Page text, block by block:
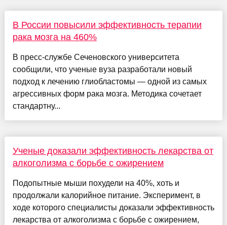
В России повысили эффективность терапии
рака мозга на 460%
В пресс-службе Сеченовского университета
сообщили, что ученые вуза разработали новый
подход к лечению глиобластомы — одной из самых
агрессивных форм рака мозга. Методика сочетает
стандартну...
Ученые доказали эффективность лекарства от
алкоголизма с борьбе с ожирением
Подопытные мыши похудели на 40%, хоть и
продолжали калорийное питание. Эксперимент, в
ходе которого специалисты доказали эффективность
лекарства от алкоголизма с борьбе с ожирением,